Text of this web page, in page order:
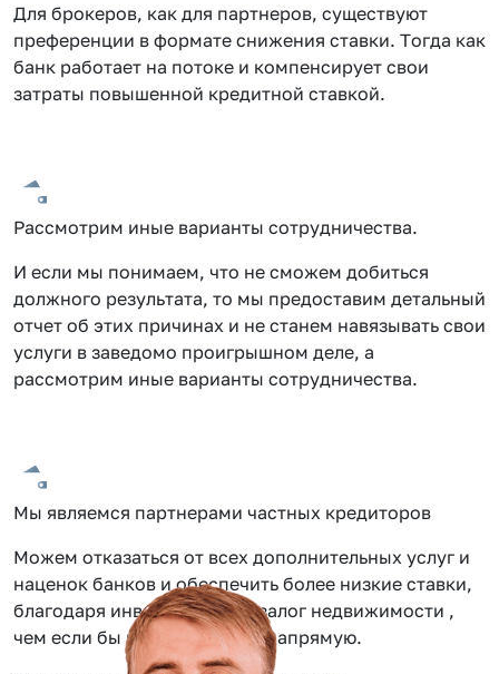
Для брокеров, как для партнеров, существуют
преференции в формате снижения ставки. Тогда как
банк работает на потоке и компенсирует свои
затраты повышенной кредитной ставкой.
Рассмотрим иные варианты сотрудничества.
И если мы понимаем, что не сможем добиться
должного результата, то мы предоставим детальный
отчет об этих причинах и не станем навязывать свои
услуги в заведомо проигрышном деле, а
рассмотрим иные варианты сотрудничества.
Мы являемся партнерами частных кредиторов
Можем отказаться от всех дополнительных услуг и
наценок банков и обеспечить более низкие ставки,
благодаря инвестиции под залог недвижимости ,
чем если бы вы обращались напрямую.